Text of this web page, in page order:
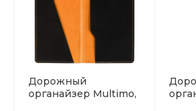
Дорожный
органайзер Multimo,